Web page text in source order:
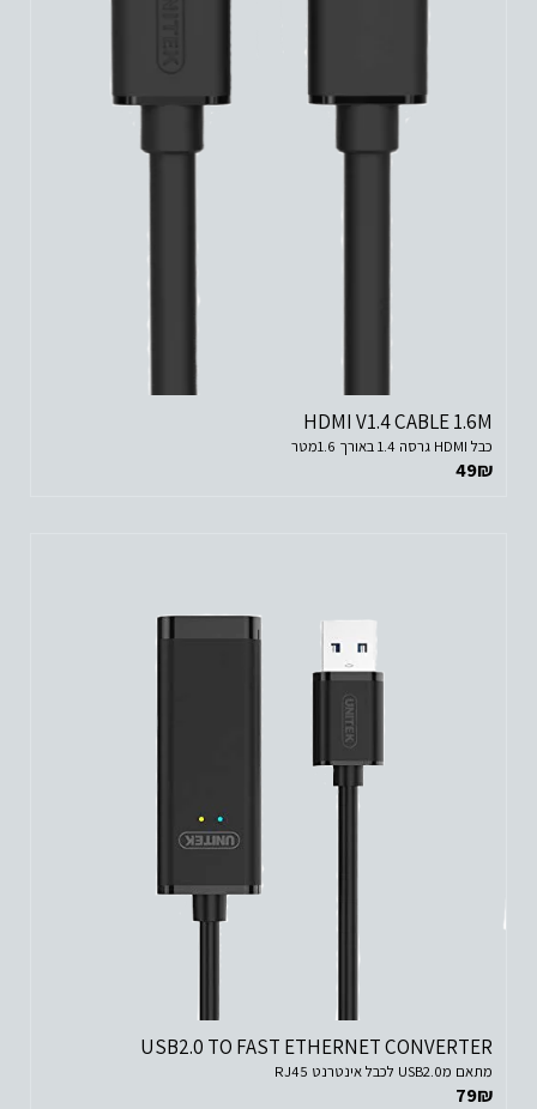
HDMI V1.4 CABLE 1.6M
כבל HDMI גרסה 1.4 באורך 1.6מטר
49₪
USB2.0 TO FAST ETHERNET CONVERTER
מתאם מUSB2.0 לכבל אינטרנט RJ45
79₪